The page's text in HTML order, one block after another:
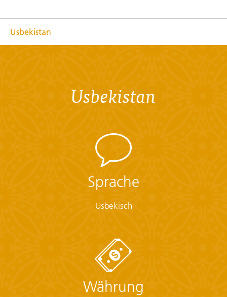
Usbekistan
Usbekistan
Sprache
Usbekisch
Währung